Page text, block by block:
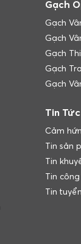
Gạch
Gạch
Gạch
Gạch
Gạch
Gạch
Tin Tức
Cảm
Tin sản
Tin
Tin
Tin